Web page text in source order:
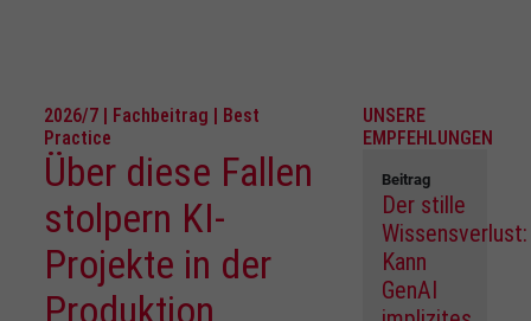
2026/7 | Fachbeitrag | Best
Practice
Über diese Fallen
stolpern KI-
Projekte in der
Produktion
UNSERE
EMPFEHLUNGEN
Beitrag
Der stille
Wissensverlust:
Kann
GenAI